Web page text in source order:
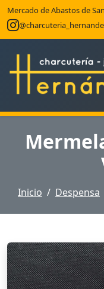
Mercado de Abastos de
Inicio Despensa